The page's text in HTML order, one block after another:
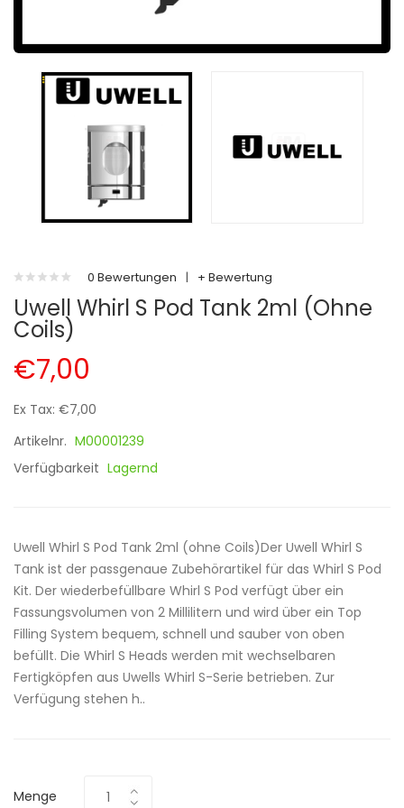
0 Bewertungen | + Bewertung
Uwell Whirl S Pod Tank 2ml (ohne
Coils)
€7,00
Ex Tax: €7,00
Artikelnr. M00001239
Verfügbarkeit Lagernd
Uwell Whirl S Pod Tank 2ml (ohne Coils)Der Uwell Whirl S
Tank ist der passgenaue Zubehörartikel für das Whirl S Pod
Kit. Der wiederbefüllbare Whirl S Pod verfügt über ein
Fassungsvolumen von 2 Millilitern und wird über ein Top
Filling System bequem, schnell und sauber von oben
befüllt. Die Whirl S Heads werden mit wechselbaren
Fertigköpfen aus Uwells Whirl S-Serie betrieben. Zur
Verfügung stehen h..
Menge